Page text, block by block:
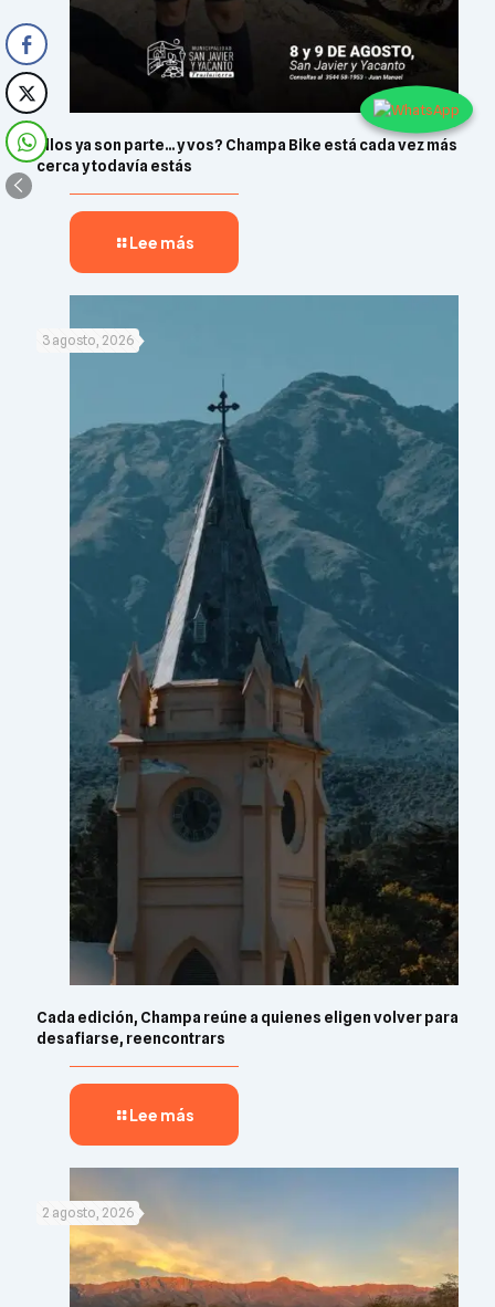
Ellos ya son parte… y vos? Champa Bike está cada vez más
cerca y todavía estás
Lee más
3 agosto, 2026
Cada edición, Champa reúne a quienes eligen volver para
desafiarse, reencontrars
Lee más
2 agosto, 2026